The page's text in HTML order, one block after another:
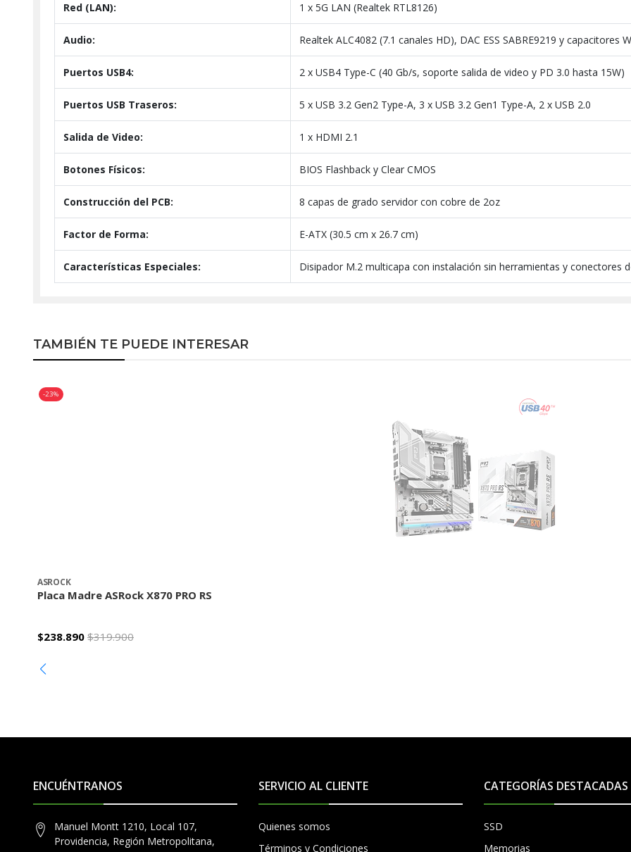
Red (LAN): 1 x 5G LAN (Realtek RTL8126)
Audio: Realtek ALC4082 (7.1 canales HD), DAC ESS SABRE9219 y capacitores
Puertos USB4: 2 x USB4 Type-C (40 Gb/s, soporte salida de video y PD 3.0 hasta 15W)
Puertos USB Traseros: 5 x USB 3.2 Gen2 Type-A, 3 x USB 3.2 Gen1 Type-A, 2 x USB 2.0
Salida de Video: 1 x HDMI 2.1
Botones Físicos: BIOS Flashback y Clear CMOS
Construcción del PCB: 8 capas de grado servidor con cobre de 2oz
Factor de Forma: E-ATX (30.5 cm x 26.7 cm)
Características Especiales: Disipador M.2 multicapa con instalación sin herramientas y conectores
TAMBIÉN TE PUEDE INTERESAR
-23%
ASROCK
Placa Madre ASRock X870 PRO RS
$238.890 $319.900
ENCUÉNTRANOS
Manuel Montt 1210, Local 107,
Providencia, Región Metropolitana,
SERVICIO AL CLIENTE
Quienes somos
Términos y Condiciones
CATEGORÍAS DESTACADAS
SSD
Memorias